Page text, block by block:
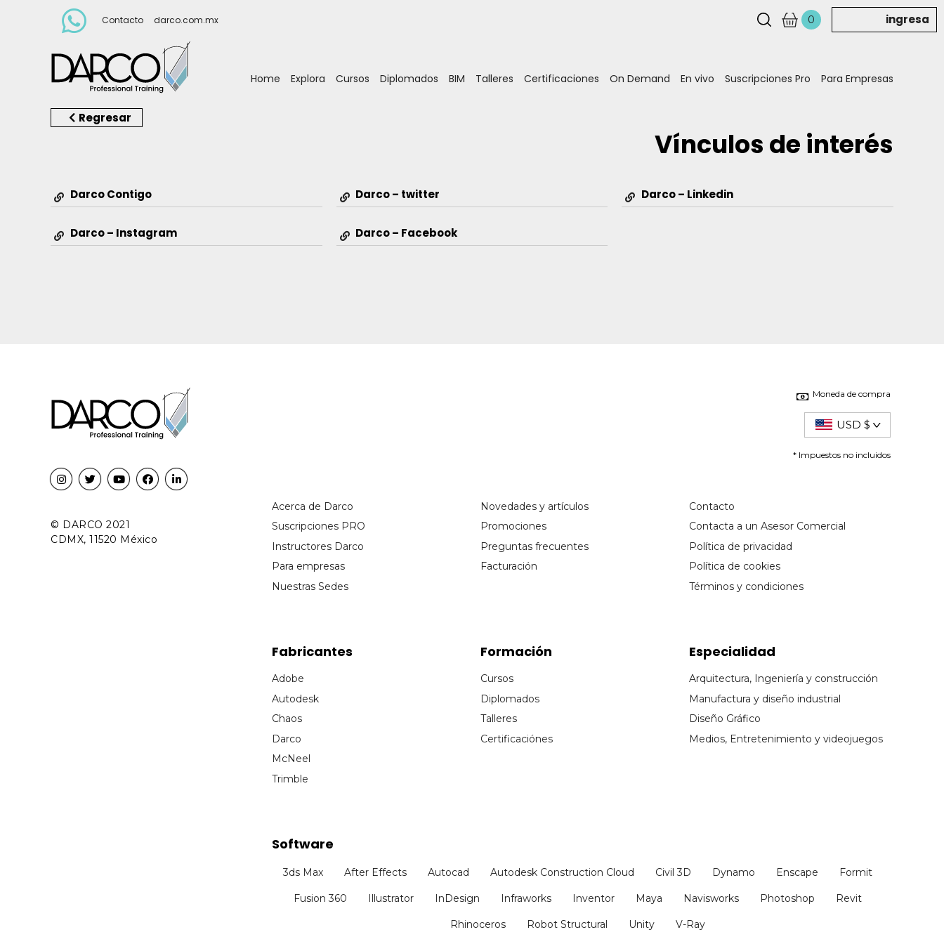
Contacto darco.com.mx 0 ingresa
Home Explora Cursos Diplomados BIM Talleres Certificaciones On Demand En vivo Suscripciones Pro Para Empresas
Regresar
Vínculos de interés
Darco Contigo Darco – twitter Darco – Linkedin
Darco – Instagram Darco – Facebook
© DARCO 2021
CDMX, 11520 México
Moneda de compra
USD $
* Impuestos no incluidos
Acerca de Darco
Suscripciones PRO
Instructores Darco
Para empresas
Nuestras Sedes
Novedades y artículos
Promociones
Preguntas frecuentes
Facturación
Contacto
Contacta a un Asesor Comercial
Política de privacidad
Política de cookies
Términos y condiciones
Fabricantes
Adobe
Autodesk
Chaos
Darco
McNeel
Trimble
Formación
Cursos
Diplomados
Talleres
Certificaciónes
Especialidad
Arquitectura, Ingeniería y construcción
Manufactura y diseño industrial
Diseño Gráfico
Medios, Entretenimiento y videojuegos
Software
3ds Max After Effects Autocad Autodesk Construction Cloud Civil 3D Dynamo Enscape Formit
Fusion 360 Illustrator InDesign Infraworks Inventor Maya Navisworks Photoshop Revit
Rhinoceros Robot Structural Unity V-Ray